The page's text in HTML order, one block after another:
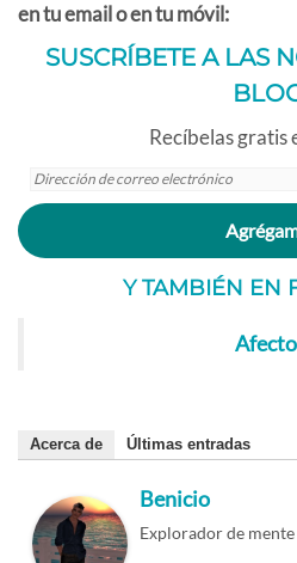
en tu email o en tu móvil:
SUSCRÍBETE A LAS
Recíbelas gratis
Dirección
de
electrónico
Y TAMBIÉN EN
Acerca de Últimas entradas
Benicio
Explorador de mente